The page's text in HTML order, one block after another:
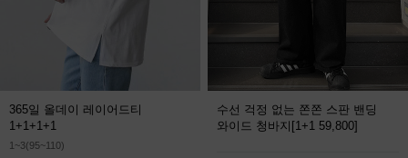
365일 올데이 레이어드티
1+1+1+1
1~3(95~110)
수선 걱정 없는 쫀쫀 스판 밴딩
와이드 청바지 [1+1 59,800]